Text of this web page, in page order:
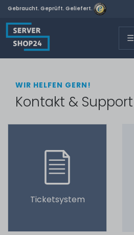
Gebraucht. Geprüft. Geliefert.
☰
WIR HELFEN GERN!
Kontakt & Support
Ticketsystem